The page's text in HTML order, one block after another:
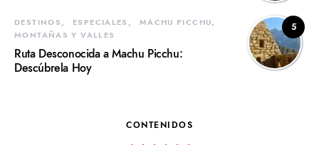
5
DESTINOS ESPECIALES
MACHU PICCHU
MONTAÑAS Y VALLES
Ruta Desconocida a Machu Picchu:
Descúbrela Hoy
CONTENIDOS